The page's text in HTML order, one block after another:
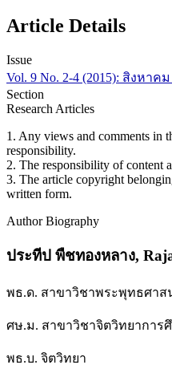
Article Details
Issue
Vol. 9 No. 2-4 (2015): สิงหาค
Section
Research Articles
1. Any views and comments in
responsibility.
2. The responsibility of content
3. The article copyright
written form.
Author Biography
ประทีป พืชทองหลาง,
พธ.ด. สาขาวิชาพระพุทธศาส
ศษ.ม. สาขาวิชาจิตวิทยาการ
พธ.บ. จิตวิทยา